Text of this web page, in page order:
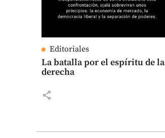
Editoriales
La batalla por el espíritu de la
derecha
share